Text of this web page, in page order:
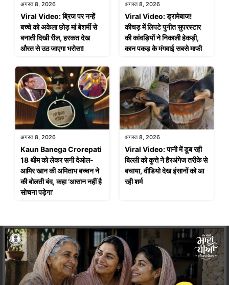
अगस्त 8, 2026
Viral Video: ब्रिज पर नन्हें
बच्चे को अकेला छोड़ मां बेशर्मी से
बनाती दिखी रील, हरकत देख
औरत से उठ जाएगा भरोसा!
अगस्त 8, 2026
Viral Video: ड्रामेबाज!
कीचड़ में लिपटे पुनीत सुपरस्टार
की कांवड़ियों ने निकाली हेकड़ी,
कान पकड़ के मंगवाई सबसे माफी
अगस्त 8, 2026
Kaun Banega Crorepati
18 थीम को लेकर सनी देओल-
आमिर खान की अमिताभ बच्चन ने
की बोलती बंद, कहा ‘आसान नहीं है
सोचना पड़ेगा’
अगस्त 8, 2026
Viral Video: पानी में डूब रही
बिल्ली को कुत्ते ने हैरअंगेज तरीके से
बचाया, वीडियो देख इंसानों को आ
रही शर्म